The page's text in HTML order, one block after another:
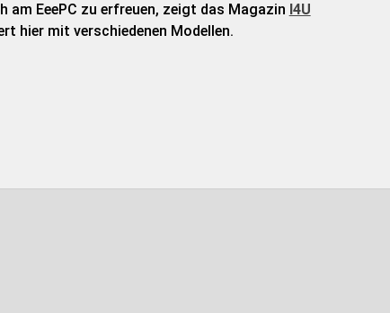
am EeePC zu erfreuen, zeigt das Magazin I4U
hier mit verschiedenen Modellen.